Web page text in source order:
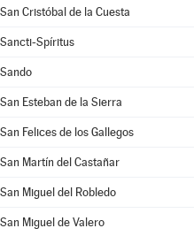
San Cristóbal de la Cuesta
Sancti-Spíritus
Sando
San Esteban de la Sierra
San Felices de los Gallegos
San Martín del Castañar
San Miguel del Robledo
San Miguel de Valero